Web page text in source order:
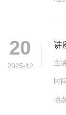
20
2025-12
讲
一
主
时
地